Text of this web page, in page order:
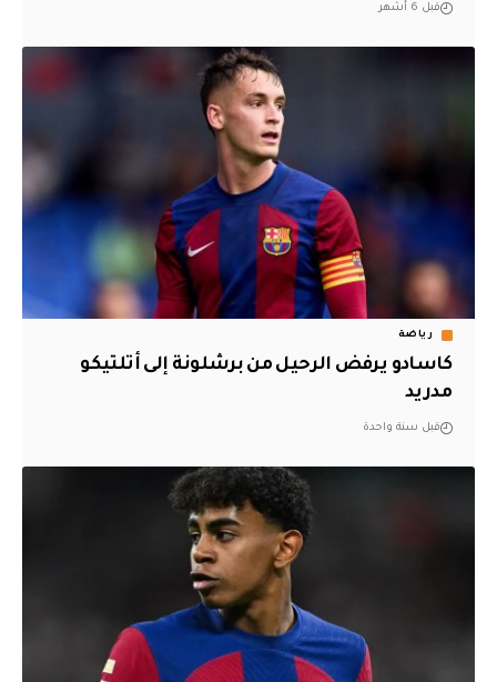
قبل 6 أشهر
رياضة
كاسادو يرفض الرحيل من برشلونة إلى أتلتيكو
مدريد
قبل سنة واحدة